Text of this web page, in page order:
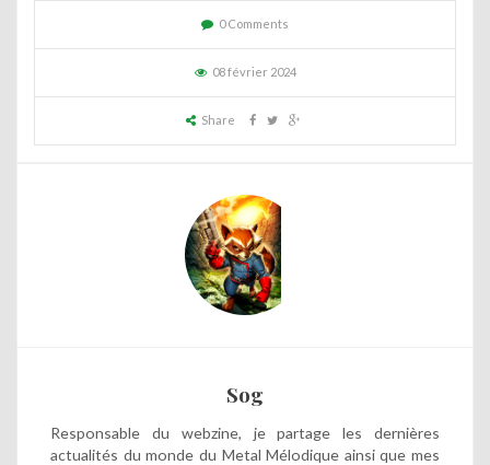
0 Comments
08 février 2024
Share
Sog
Responsable du webzine, je partage les dernières
actualités du monde du Metal Mélodique ainsi que mes